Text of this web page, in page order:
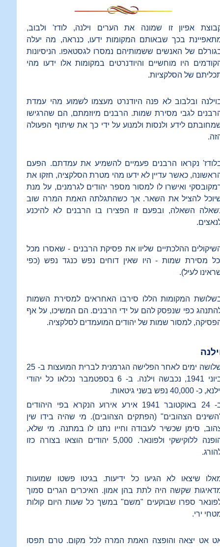
אפיון זו שמונה את הערים וילנה, לודז' ולבוב,
בכך שבאותם המקומות ידעו, כנראה, מה יעלה
של האנשים ששמותיהם נמסרו לגסטאפו. הניסיונות
היו מוחשיים והיודנרטים במקומות אלו ידעו מהי
של הסלקציות.
ובלבוב לא פנה היודנרט מעצמו לשמוע מהי עמדת
לגבי מסירת שמות. הרבנים מיוזמתם, הם שהרגישו
לידע ולנסות ולמנוע על ידי כך את שיתוף הפעולה
נקראו הרבנים פעמיים להשמיע את עמדתם. הפעם
כאשר עדיין לא ידעו מהי מטרת הסלקציה, חזקו את
ואישרו לו למסור מספר יהודים לגרמנים, על מנת
להציל את השאר. אך כשהתגלתה האמת המרה שוב
השאלה, ובפעם זו הפצירו בו הרבנים לא להיכנע
ההלכתיים שליוו את פסיקת הרבנים - שאסרו מכל
מסירת שמות - היו שאין דוחים נפש כנגד נפש (כפי
לעיל).
המקומות הללו סירבו האחראים למסירת השמות
כפי שנפסק להם על ידי הרבנים. הם המשיכו, על אף
למסור שמות של יהודים המועמדים לסלקציה.
שלושה ימים לאחר הפלישה הגרמנית לברית המועצות ב- 25
ביוני 1941, נכבשה וילנה. ב- 6 בספטמבר נכלאו כל יהודי
כ- 40,000 נפש בשני גיטאות.
ב- 24 באוקטובר 1941 אירע אירוע הנקרא בפי היהודים
הצהובים" (הפתקים הצהובים). מי שהיה בידו שין
סימן שכשיר לעבודה וחייו נתנו לו במתנה. מי שלא,
הופנה ללוקישקי ולפונאר. 5,000 יהודים הוצאו בצורה כזו
שיצאו לא הגיעו כל ידיעות. בגיטו פשטו שמועות
שקשה היה לתת בהן אמון. האיכרים הגרים סמוך
ספרו שבוקעים "משם" במשך כל שעות היום קולות
ירי.
אט יצאה והופצה האמת המרה לכל מקום. טרם תפסו